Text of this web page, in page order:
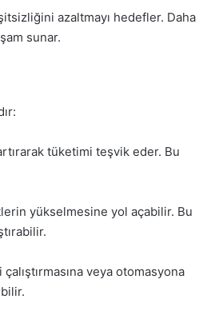
azaltmayı hedefler. Daha
sunar.
tüketimi teşvik eder. Bu
yükselmesine yol açabilir. Bu
veya otomasyona